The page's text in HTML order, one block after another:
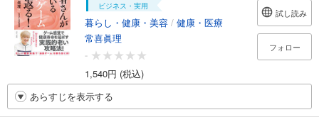
ビジネス・実用
暮らし・健康・美容 / 健康・医療
常喜眞理
-
1,540円 (税込)
試し読み
フォロー
あらすじを表示する